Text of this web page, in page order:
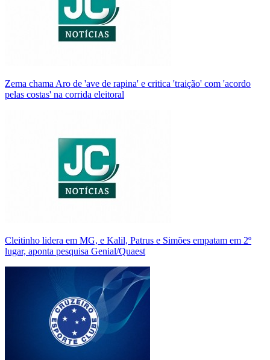
Zema chama Aro de 'ave de rapina' e critica 'traição' com 'acordo
pelas costas' na corrida eleitoral
Cleitinho lidera em MG, e Kalil, Patrus e Simões empatam em 2º
lugar, aponta pesquisa Genial/Quaest